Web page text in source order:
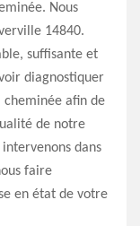
Nous
14840.
suffisante et
diagnostiquer
cheminée afin de
de notre
dans
faire
en état de votre